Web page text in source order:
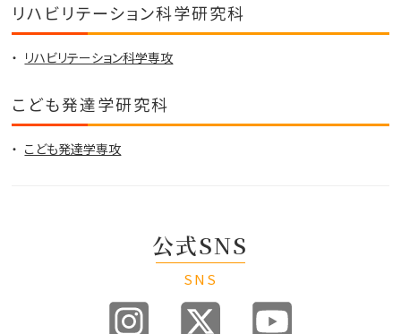
リハビリテーション科学研究科
リハビリテーション科学専攻
こども発達学研究科
こども発達学専攻
公式SNS
SNS